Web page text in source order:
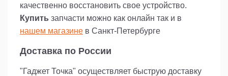
качественно восстановить свое устройство.
Купить запчасти можно как онлайн так и в
нашем магазине в Санкт-Петербурге
Доставка по России
"Гаджет Точка" осуществляет быструю доставку